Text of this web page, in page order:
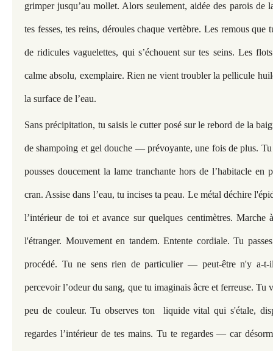
grimper jusqu’au mollet. Alors seulement, aidée des parois de
tes fesses, tes reins, déroules chaque vertèbre. Les remous que
de ridicules vaguelettes, qui s’échouent sur tes seins. Les
calme absolu, exemplaire. Rien ne vient troubler la pellicule
la surface de l’eau.
Sans précipitation, tu saisis le cutter posé sur le rebord de la
de shampoing et gel douche — prévoyante, une fois de plus.
pousses doucement la lame tranchante hors de l’habitacle en
cran. Assise dans l’eau, tu incises ta peau. Le métal déchire
l’intérieur de toi et avance sur quelques centimètres. Marche
l'étranger. Mouvement en tandem. Entente cordiale. Tu
procédé. Tu ne sens rien de particulier — peut-être n'y a-t-
percevoir l’odeur du sang, que tu imaginais âcre et ferreuse. Tu
peu de couleur. Tu observes ton liquide vital qui s'étale,
regardes l’intérieur de tes mains. Tu te regardes — car